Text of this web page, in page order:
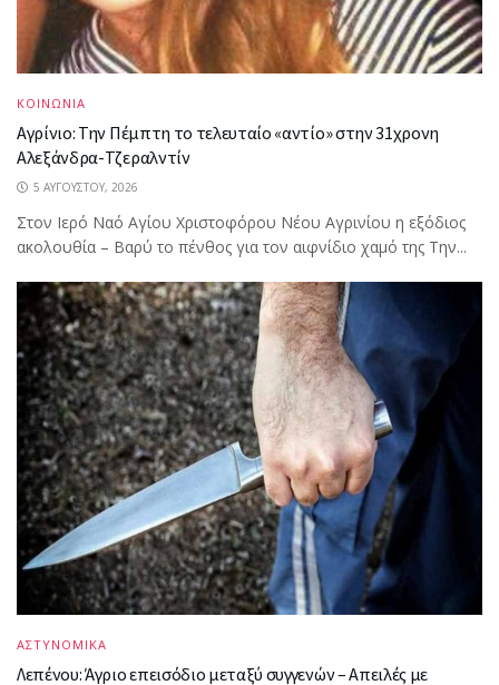
ΚΟΙΝΩΝΙΑ
Αγρίνιο: Την Πέμπτη το τελευταίο «αντίο» στην 31χρονη
Αλεξάνδρα-Τζεραλντίν
5 ΑΥΓΟΎΣΤΟΥ, 2026
Στον Ιερό Ναό Αγίου Χριστοφόρου Νέου Αγρινίου η εξόδιος
ακολουθία – Βαρύ το πένθος για τον αιφνίδιο χαμό της Την...
ΑΣΤΥΝΟΜΙΚΑ
Λεπένου: Άγριο επεισόδιο μεταξύ συγγενών – Απειλές με